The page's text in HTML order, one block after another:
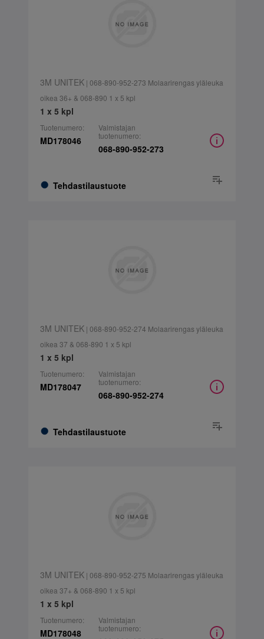
3M UNITEK| 068-890-952-273 Molaarirengas yläleuka
oikea 36+ & 068-890 1 x 5 kpl
1 x 5 kpl
Tuotenumero:
MD178046
Tehdastilaustuote
Valmistajan
tuotenumero:
068-890-952-273
3M UNITEK| 068-890-952-274 Molaarirengas yläleuka
oikea 37 & 068-890 1 x 5 kpl
1 x 5 kpl
Tuotenumero:
MD178047
Tehdastilaustuote
Valmistajan
tuotenumero:
068-890-952-274
3M UNITEK| 068-890-952-275 Molaarirengas yläleuka
oikea 37+ & 068-890 1 x 5 kpl
1 x 5 kpl
Tuotenumero:
MD178048
Valmistajan
tuotenumero: